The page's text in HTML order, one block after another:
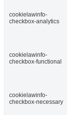
cookielawinfo-
checkbox-analytics
cookielawinfo-
checkbox-functional
cookielawinfo-
checkbox-necessary